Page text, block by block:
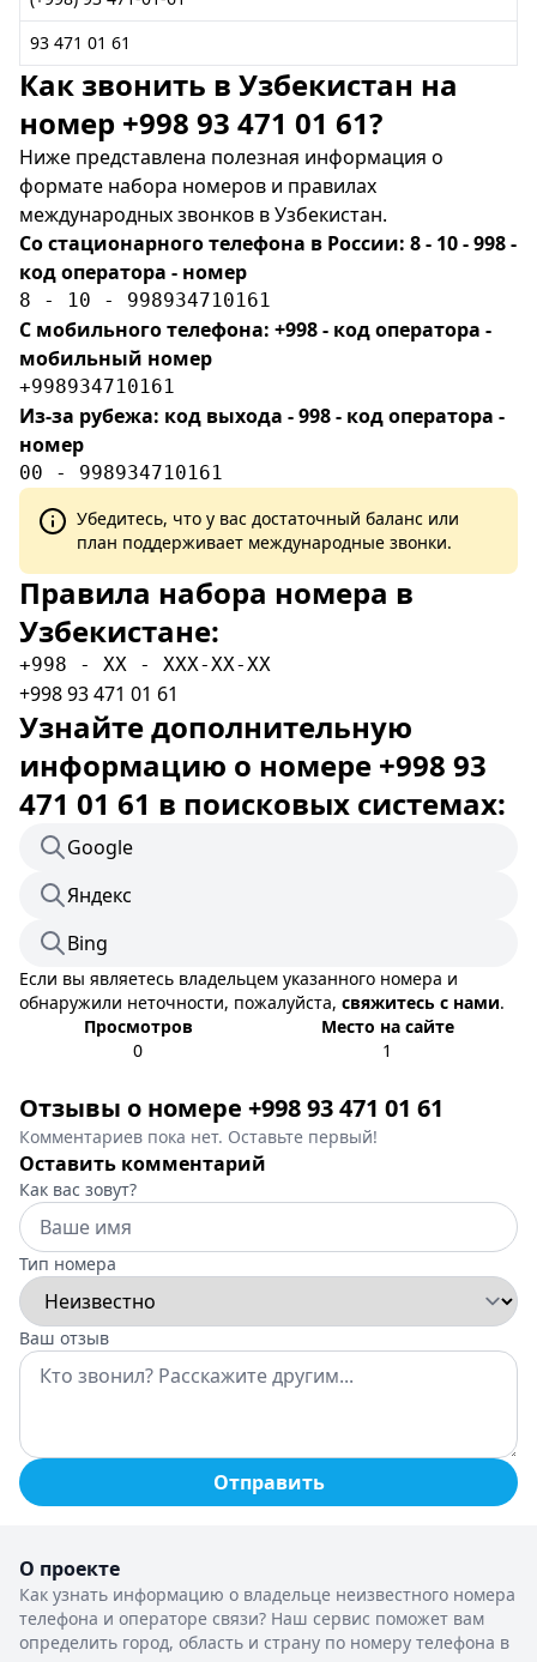
93 471 01 61
Как звонить в Узбекистан на
номер +998 93 471 01 61?
Ниже представлена полезная информация о
формате набора номеров и правилах
международных звонков в Узбекистан.
Со стационарного телефона в России: 8 - 10 - 998 -
код оператора - номер
8 - 10 - 998934710161
С мобильного телефона: +998 - код оператора -
мобильный номер
+998934710161
Из-за рубежа: код выхода - 998 - код оператора -
номер
00 - 998934710161
Убедитесь, что у вас достаточный баланс или
план поддерживает международные звонки.
Правила набора номера в
Узбекистане:
+998 - XX - XXX-XX-XX
+998 93 471 01 61
Узнайте дополнительную
информацию о номере +998 93
471 01 61 в поисковых системах:
Google
Яндекс
Bing
Если вы являетесь владельцем указанного номера и
обнаружили неточности, пожалуйста, свяжитесь с нами.
Просмотров
0
Место на сайте
1
Отзывы о номере +998 93 471 01 61
Комментариев пока нет. Оставьте первый!
Оставить комментарий
Как вас зовут?
Тип номера
Ваш отзыв
Отправить
О проекте
Как узнать информацию о владельце неизвестного номера
телефона и операторе связи? Наш сервис поможет вам
определить город, область и страну по номеру телефона в